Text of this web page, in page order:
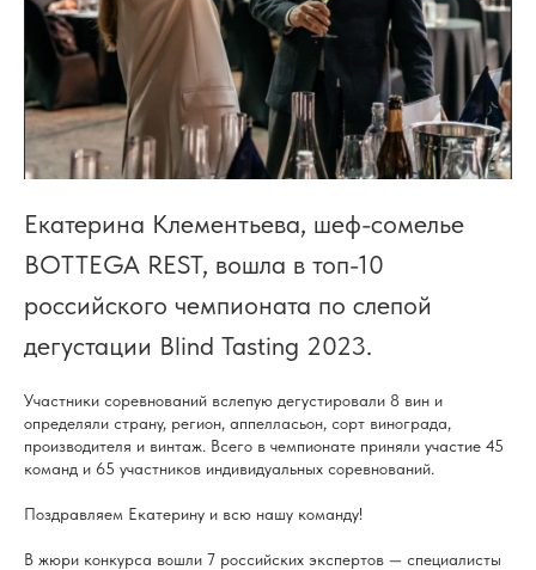
Екатерина Клементьева, шеф-сомелье
BOTTEGA REST, вошла в топ-10
российского чемпионата по слепой
дегустации Blind Tasting 2023.
Участники соревнований вслепую дегустировали 8 вин и
определяли страну, регион, аппелласьон, сорт винограда,
производителя и винтаж. Всего в чемпионате приняли участие 45
команд и 65 участников индивидуальных соревнований.
Поздравляем Екатерину и всю нашу команду!
В жюри конкурса вошли 7 российских экспертов — специалисты